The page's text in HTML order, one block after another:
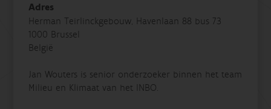
Adres
Herman Teirlinckgebouw, Havenlaan 88 bus 73
1000 Brussel
België
Jan Wouters is senior onderzoeker binnen het team
Milieu en Klimaat van het INBO.